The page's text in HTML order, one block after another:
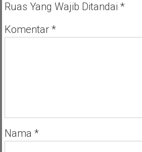
Ruas Yang Wajib Ditandai *
Komentar *
Nama *